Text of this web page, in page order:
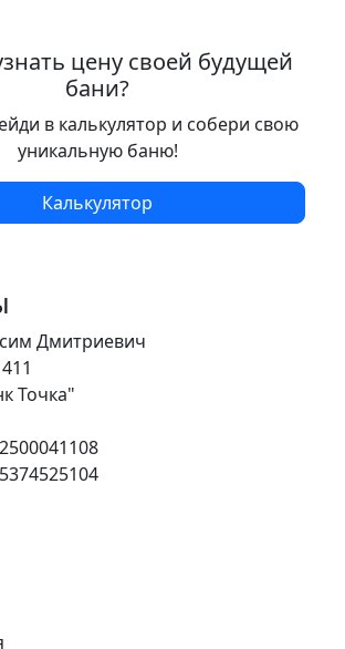
цену своей будущей
бани?
в калькулятор и собери свою
уникальную баню!
Калькулятор
Дмитриевич
Точка"